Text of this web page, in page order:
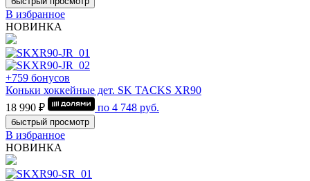
В избранное
НОВИНКА
+759 бонусов
Коньки хоккейные дет. SK TACKS XR90
18 990 ₽
по 4 748 руб.
быстрый просмотр
В избранное
НОВИНКА